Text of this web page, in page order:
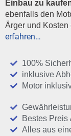
Einbau zu
ebenfalls den
Ärger und Kosten
erfahren…
100%
inklusive
Motor
Bestes Preis
Alles aus